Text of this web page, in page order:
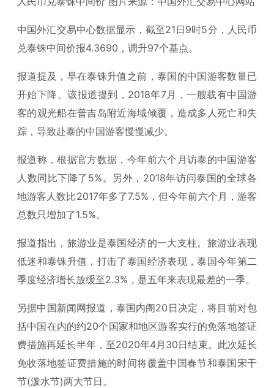
中国外汇交易中心数据显示，截至21日9时5分，人民币
兑泰铢中间价报4.3690，调升97个基点。
报道提及，早在泰铢升值之前，泰国的中国游客数量已
开始下降。该报道提到，2018年7月，一艘载有中国游
客的观光船在普吉岛附近海域倾覆，造成多人死亡和失
踪，导致赴泰的中国游客慢慢减少。
报道称，根据官方数据，今年前六个月访泰的中国游客
人数同比下降了5%。另外，2018年访问泰国的全球各
地游客人数比2017年多了7.5%，但今年前六个月，游客
总数只增加了1.5%。
报道指出，旅游业是泰国经济的一大支柱。旅游业表现
低迷和泰铢升值，打击了泰国经济表现，泰国今年第二
季度经济增长放缓至2.3%，是五年来表现最差的一季。
另据中国新闻网报道，泰国内阁20日决定，将目前对包
括中国在内的约20个国家和地区游客实行的免落地签证
费措施再延长半年，至2020年4月30日结束。此次延长
免收落地签证费措施的时间将覆盖中国春节和泰国宋干
节(泼水节)两大节日。